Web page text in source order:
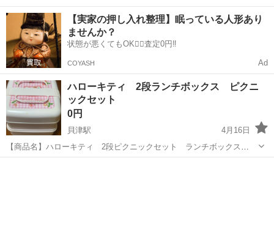
【実家の押し入れ整理】眠っている人形あり
ませんか？
状態が悪くてもOK🙆‍♀️査定0円‼️
COYASH Ad
ハローキティ 2段ランチボックス ピクニ
ックセット
0円
貝津駅
4月16日
【商品名】ハローキティ 2段ピクニックセット ランチボックス
【色】ピンク 【サイズ】縦21×横21×高さ18cm 【商品の状態】小学校